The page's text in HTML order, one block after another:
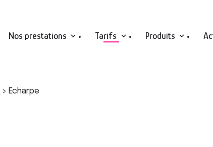
Nos prestations Tarifs Produits
> Echarpe